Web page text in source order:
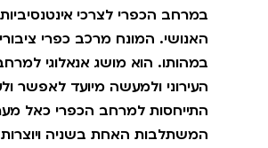
במרחב הכפרי לצרכי
האנושי. המונח מרכב כפרי
במהותו. הוא מושג אנאלוגי
העירוני ולמעשה מיועד לאפשר
התייחסות למרחב הכפרי כאל
המשתלבות האחת בשניה